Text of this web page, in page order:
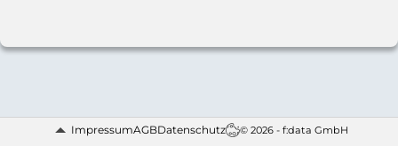
ImpressumAGBDatenschutz © 2026 - f:data GmbH